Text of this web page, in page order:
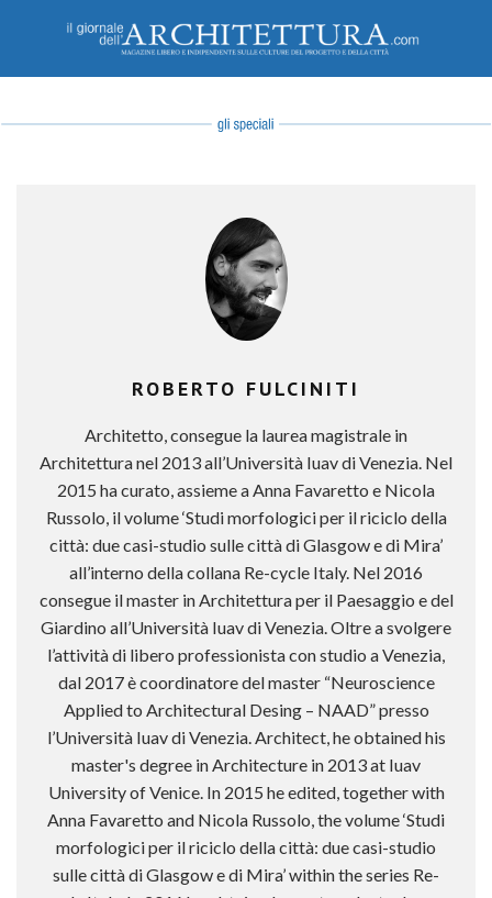
ROBERTO FULCINITI
Architetto, consegue la laurea magistrale in
Architettura nel 2013 all’Università Iuav di Venezia. Nel
2015 ha curato, assieme a Anna Favaretto e Nicola
Russolo, il volume ‘Studi morfologici per il riciclo della
città: due casi-studio sulle città di Glasgow e di Mira’
all’interno della collana Re-cycle Italy. Nel 2016
consegue il master in Architettura per il Paesaggio e del
Giardino all’Università Iuav di Venezia. Oltre a svolgere
l’attività di libero professionista con studio a Venezia,
dal 2017 è coordinatore del master “Neuroscience
Applied to Architectural Desing – NAAD” presso
l’Università Iuav di Venezia. Architect, he obtained his
master's degree in Architecture in 2013 at Iuav
University of Venice. In 2015 he edited, together with
Anna Favaretto and Nicola Russolo, the volume ‘Studi
morfologici per il riciclo della città: due casi-studio
sulle città di Glasgow e di Mira’ within the series Re-